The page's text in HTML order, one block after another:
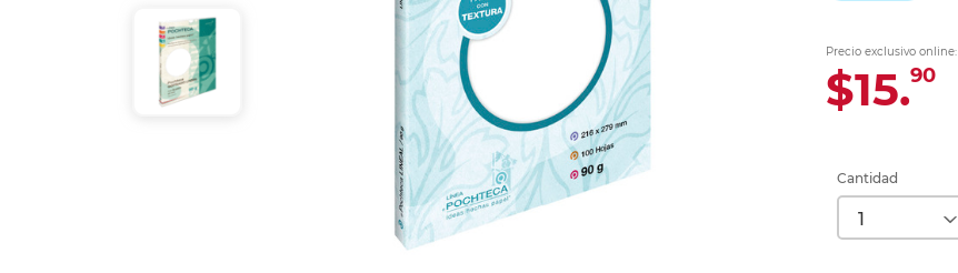
Ver más
Refuerzos para carpeta
Ver más
Ver más
Precio exclusivo online:
$15.90
Cantidad